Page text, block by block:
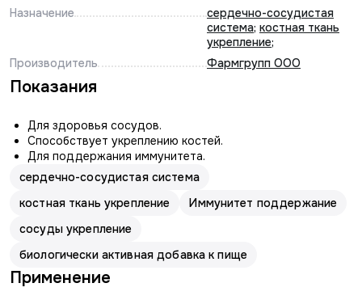
Назначение
сердечно-сосудистая
система; костная ткань
укрепление;
Производитель
Фармгрупп ООО
Показания
Для здоровья сосудов.
Способствует укреплению костей.
Для поддержания иммунитета.
сердечно-сосудистая система
костная ткань укрепление
Иммунитет поддержание
сосуды укрепление
биологически активная добавка к пище
Применение